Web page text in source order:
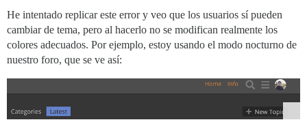
He intentado replicar este error y veo que los usuarios sí pueden
cambiar de tema, pero al hacerlo no se modifican realmente los
colores adecuados. Por ejemplo, estoy usando el modo nocturno de
nuestro foro, que se ve así: